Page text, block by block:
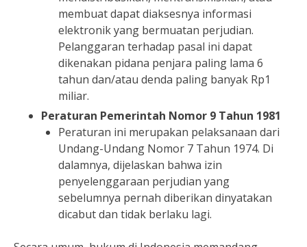
membuat dapat diaksesnya informasi
elektronik yang bermuatan perjudian.
Pelanggaran terhadap pasal ini dapat
dikenakan pidana penjara paling lama 6
tahun dan/atau denda paling banyak Rp1
miliar.
Peraturan Pemerintah Nomor 9 Tahun 1981
Peraturan ini merupakan pelaksanaan dari
Undang-Undang Nomor 7 Tahun 1974. Di
dalamnya, dijelaskan bahwa izin
penyelenggaraan perjudian yang
sebelumnya pernah diberikan dinyatakan
dicabut dan tidak berlaku lagi.